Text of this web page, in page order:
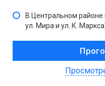
В Центральном
ул. Мира и ул. К.